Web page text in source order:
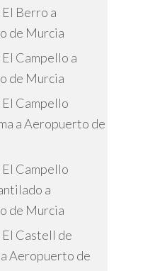
Berro a
de Murcia
Campello a
de Murcia
Campello
a Aeropuerto de
Campello
a
de Murcia
El Castell de
Aeropuerto de